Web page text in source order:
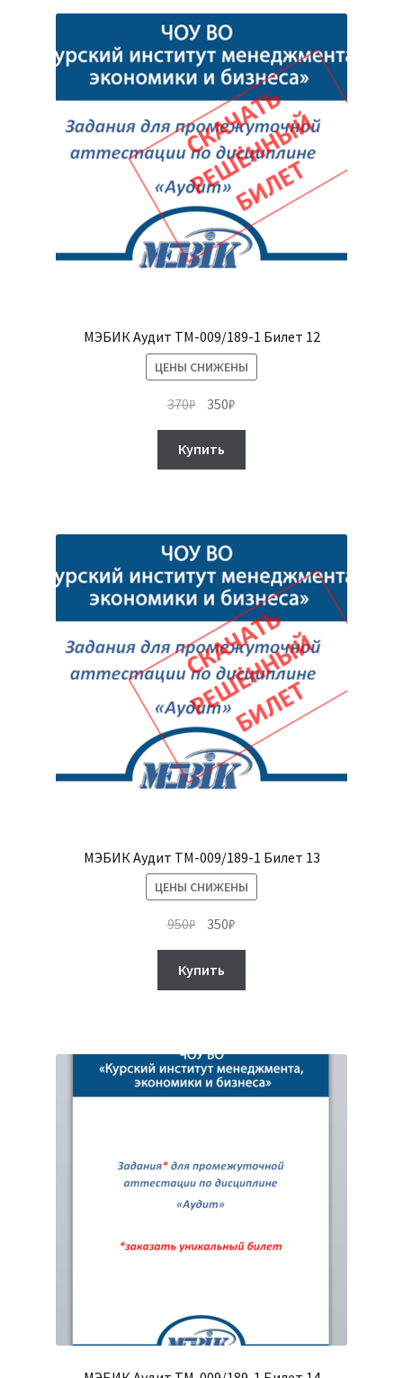
МЭБИК Аудит ТМ-009/189-1 Билет 12
ЦЕНЫ СНИЖЕНЫ
370₽ Первоначальная
составляла
370₽.
350₽
Купить
МЭБИК Аудит ТМ-009/189-1 Билет 13
ЦЕНЫ СНИЖЕНЫ
950₽ Первоначальная
составляла
950₽.
350₽
Купить